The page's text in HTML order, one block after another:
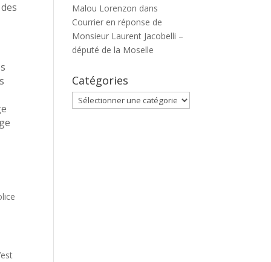
Malou Lorenzon dans
Courrier en réponse de
Monsieur Laurent Jacobelli –
député de la Moselle
Catégories
Catégories